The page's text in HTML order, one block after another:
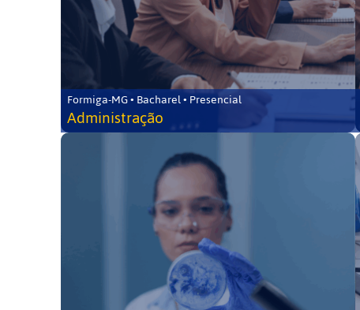
Formiga-MG • Bacharel • Presencial
Administração